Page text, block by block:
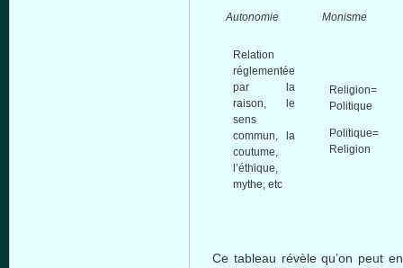
Autonomie Monisme
Relation
réglementée
par la
raison, le
sens
commun, la
coutume,
l’éthique,
mythe, etc
Religion=
Politique
Politique=
Religion
Ce tableau révèle qu’on peut